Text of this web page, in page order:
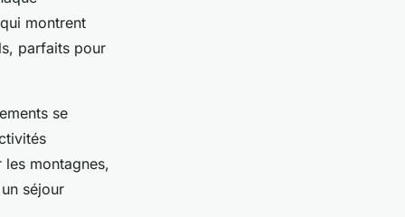
montrent
parfaits pour
se
montagnes,
séjour